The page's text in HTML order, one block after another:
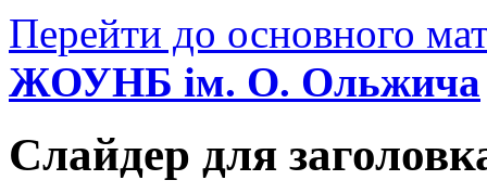
Перейти до основного
ЖОУНБ ім. О. Ольжича
Слайдер для